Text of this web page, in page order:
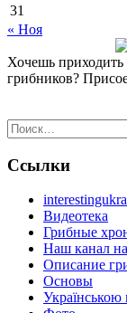
31
« Ноя
Хочешь
грибников?
Найти:
Ссылки
Видеотека
Грибные
Наш канал
Описание
Основы